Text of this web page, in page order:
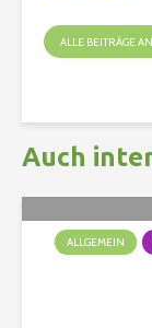
ALLE BEITRÄGE
Auch
ALLGEMEIN